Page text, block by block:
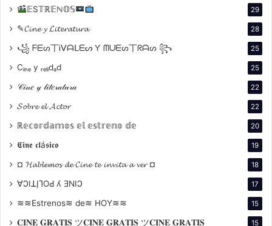
𝔼S𝕋ℝ𝔼ℕ𝕆𝕊 29
✎𝓒𝓲𝓷𝓮 𝔂 𝓛𝓲𝓽𝓮𝓻𝓪𝓽𝓾𝓻𝓪 28
꧁ ᖴᗴᔕ丅Ꭵᐯᗩᒪᗴᔕ Ƴ ᗰᑌᗴᔕ丅ᖇᗩᔕ ꧂ 25
Cᵢₙₑ y ᵣₑₗᵢdₐd 25
𝒞𝒾𝓃𝑒 𝓎 𝓁𝒾𝓉𝑒𝓇𝒶𝓉𝓊𝓇𝒶 22
𝓢𝓸𝓫𝓻𝓮 𝓮𝓵 𝓐𝓬𝓽𝓸𝓻 22
ℝ𝕖𝕔𝕠𝕣𝕕𝕒𝕞𝕠𝕤 𝕖𝕝 𝕖𝕤𝕥𝕣𝕖𝕟𝕠 𝕕𝕖 20
𝕮𝖎𝖓𝖊 𝖈𝖑á𝖘𝖎𝖈𝖔 19
¤ 𝓗𝓪𝓫𝓵𝓮𝓶𝓸𝓼 𝓭𝓮 𝓒𝓲𝓷𝓮 𝓽𝓮 𝓲𝓷𝓿𝓲𝓽𝓪 𝓪 𝓿𝓮𝓻 ¤ 18
∀ϽIꓕI̗⅂OԀ ʎ ƎNIϽ 17
≋≋Estrenos≋ de≋ HOY≋≋ 15
𝐂𝐈𝐍𝐄 𝐆𝐑𝐀𝐓𝐈𝐒 ツ𝐂𝐈𝐍𝐄 𝐆𝐑𝐀𝐓𝐈𝐒 ツ𝐂𝐈𝐍𝐄 𝐆𝐑𝐀𝐓𝐈𝐒 15